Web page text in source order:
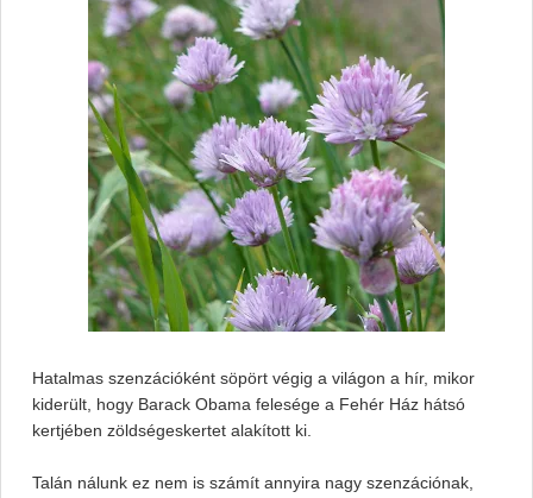
Hatalmas szenzációként söpört végig a világon a hír, mikor
kiderült, hogy Barack Obama felesége a Fehér Ház hátsó
kertjében zöldségeskertet alakított ki.
Talán nálunk ez nem is számít annyira nagy szenzációnak,